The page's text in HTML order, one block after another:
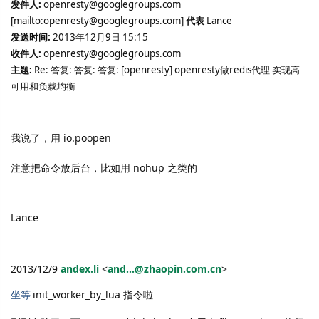
发件人: openresty@googlegroups.com
[mailto:openresty@googlegroups.com]代表 Lance
发送时间: 2013年12月9日 15:15
收件人: openresty@googlegroups.com
主题: Re: 答复: 答复: 答复: [openresty] openresty做redis代理 实现高
可用和负载均衡
我说了，用 io.poopen
注意把命令放后台，比如用 nohup 之类的
Lance
2013/12/9 andex.li <and...@zhaopin.com.cn>
坐等 init_worker_by_lua 指令啦